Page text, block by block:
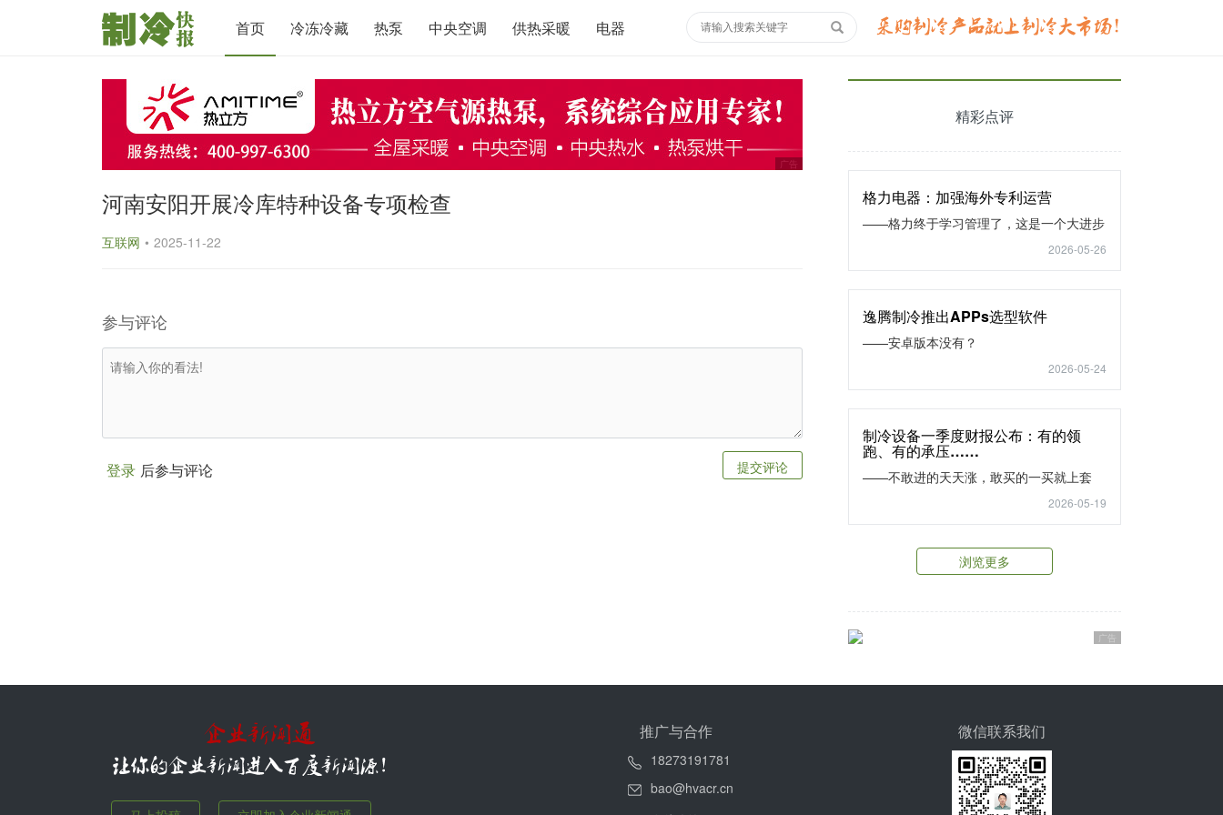
首页 冷冻冷藏 热泵 中央空调 供热采暖 电器
广告
河南安阳开展冷库特种设备专项检查
互联网 • 2025-11-22
参与评论
提交评论
登录 后参与评论
精彩点评
格力电器：加强海外专利运营
——格力终于学习管理了，这是一个大进步
2026-05-26
逸腾制冷推出APPs选型软件
——安卓版本没有？
2026-05-24
制冷设备一季度财报公布：有的领
跑、有的承压……
——不敢进的天天涨，敢买的一买就上套
2026-05-19
浏览更多
广告
推广与合作
18273191781
bao@hvacr.cn
微信联系我们